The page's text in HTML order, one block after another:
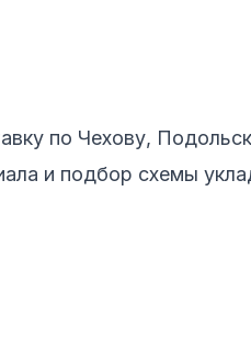
по Чехову,
и подбор схемы